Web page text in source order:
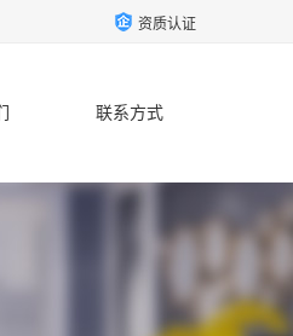
资质认证
联系方式